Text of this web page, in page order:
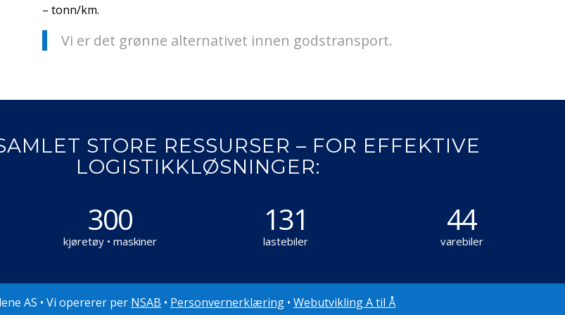
– tonn/km.
Vi er det grønne alternativet innen godstransport.
STORE RESSURSER – FOR EFFEKTIVE
LOGISTIKKLØSNINGER:
300
kjøretøy • maskiner
137
lastebiler
44
varebiler
AS • Vi opererer per NSAB • Personvernerklæring • Webutvikling A til Å